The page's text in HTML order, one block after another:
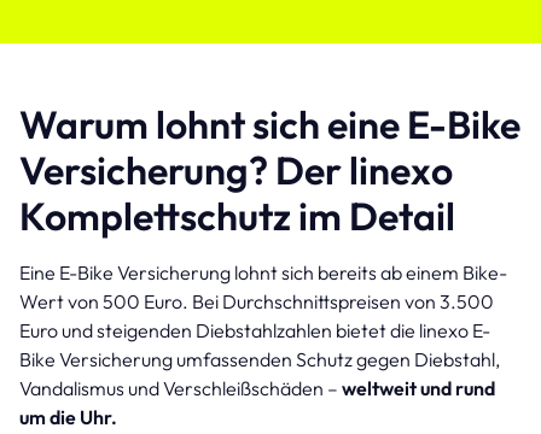
Warum lohnt sich eine E-Bike
Versicherung? Der linexo
Komplettschutz im Detail
Eine E-Bike Versicherung lohnt sich bereits ab einem Bike-
Wert von 500 Euro. Bei Durchschnittspreisen von 3.500
Euro und steigenden Diebstahlzahlen bietet die linexo E-
Bike Versicherung umfassenden Schutz gegen Diebstahl,
Vandalismus und Verschleißschäden – weltweit und rund
um die Uhr.